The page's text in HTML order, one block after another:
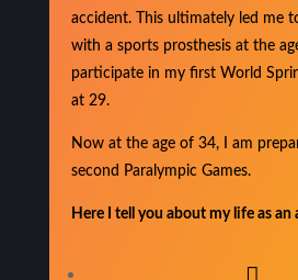
accident. This ultimately led me
with a sports prosthesis at the
participate in my first World
at 29.
Now at the age of 34, I am
second Paralympic Games.
Here I tell you about my life as an